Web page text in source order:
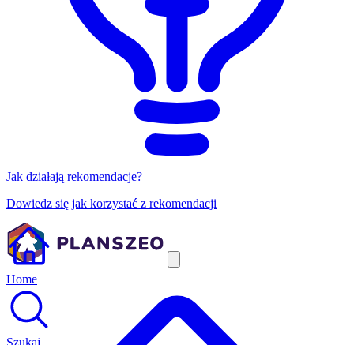
Jak działają rekomendacje?
Dowiedz się jak korzystać z rekomendacji
Home
Szukaj